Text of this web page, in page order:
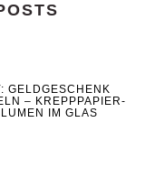
GELDGESCHENK
– KREPPPAPIER-
IM GLAS